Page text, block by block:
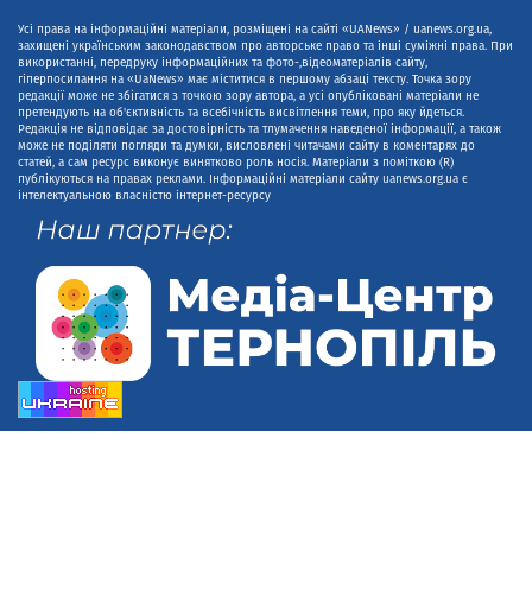
Усі права на інформаційні матеріали, розміщені на сайті «UANews» / uanews.org.ua,
захищені українським законодавством про авторське право та інші суміжні права. При
використанні, передруку інформаційних та фото-,відеоматеріалів сайту,
гіперпосилання на «UaNews» має міститися в першому абзаці тексту. Точка зору
редакції може не збігатися з точкою зору автора, а усі опубліковані матеріали не
претендують на об'єктивність та всебічність висвітлення теми, про яку йдеться.
Редакція не відповідає за достовірність та тлумачення наведеної інформації, а також
може не поділяти погляди та думки, висловлені читачами сайту в коментарях до
статей, а сам ресурс виконує винятково роль носія. Матеріали з поміткою (R)
публікуються на правах реклами. Інформаційні матеріали сайту uanews.org.ua є
інтелектуальною власністю інтернет-ресурсу